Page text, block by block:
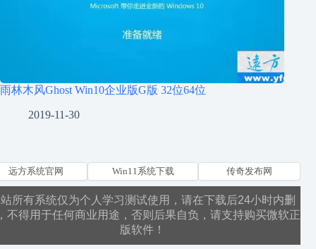
雨林木风Ghost Win10企业版G版 32位64位
2019-11-30
远方系统官网 Win11系统下载 传奇发布网
所有系统仅为个人学习测试使用，请在下载后24小时内删
不得用于任何商业用途，否则后果自负，请支持购买微软正
版软件！